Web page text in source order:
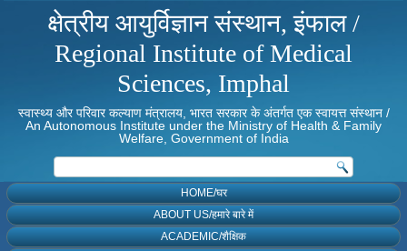
क्षेत्रीय आयुर्विज्ञान संस्थान, इंफाल /
Regional Institute of Medical
Sciences, Imphal
स्वास्थ्य और परिवार कल्याण मंत्रालय, भारत सरकार के अंतर्गत एक स्वायत्त संस्थान /
An Autonomous Institute under the Ministry of Health & Family
Welfare, Government of India
HOME/घर
ABOUT US/हमारे बारे में
ACADEMIC/शैक्षिक